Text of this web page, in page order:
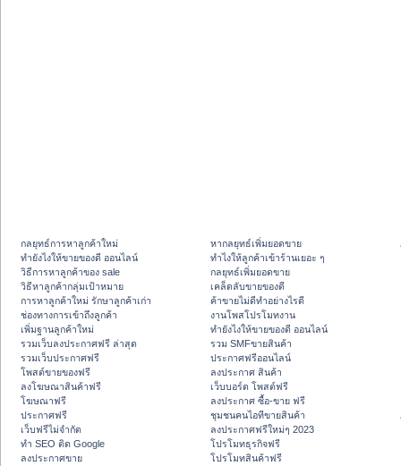
กลยุทธ์การหาลูกค้าใหม่
ทํายังไงให้ขายของดี ออนไลน์
วิธีการหาลูกค้าของ sale
วิธีหาลูกค้ากลุ่มเป้าหมาย
การหาลูกค้าใหม่ รักษาลูกค้าเก่า
ช่องทางการเข้าถึงลูกค้า
เพิ่มฐานลูกค้าใหม่
รวมเว็บลงประกาศฟรี ล่าสุด
รวมเว็บประกาศฟรี
โพสต์ขายของฟรี
ลงโฆษณาสินค้าฟรี
โฆษณาฟรี
ประกาศฟรี
เว็บฟรีไม่จำกัด
ทำ SEO ติด Google
ลงประกาศขาย
หากลยุทธ์เพิ่มยอดขาย
ทําไงให้ลูกค้าเข้าร้านเยอะ ๆ
กลยุทธ์เพิ่มยอดขาย
เคล็ดลับขายของดี
ค้าขายไม่ดีทำอย่างไรดี
งานโพสโปรโมทงาน
ทํายังไงให้ขายของดี ออนไลน์
รวม SMFขายสินค้า
ประกาศฟรีออนไลน์
ลงประกาศ สินค้า
เว็บบอร์ด โพสต์ฟรี
ลงประกาศ ซื้อ-ขาย ฟรี
ชุมชนคนไอทีขายสินค้า
ลงประกาศฟรีใหม่ๆ 2023
โปรโมทธุรกิจฟรี
โปรโมทสินค้าฟรี